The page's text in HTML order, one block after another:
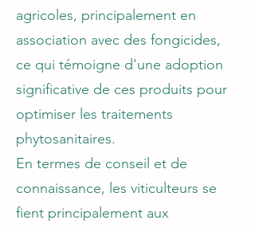
agricoles, principalement en
association avec des fongicides,
ce qui témoigne d'une adoption
significative de ces produits pour
optimiser les traitements
phytosanitaires.
En termes de conseil et de
connaissance, les viticulteurs se
fient principalement aux